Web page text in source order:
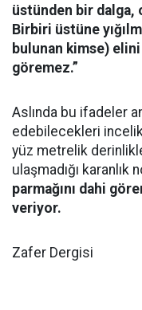
üstünden bir dalga,
Birbiri üstüne
bulunan kimse)
göremez.”
Aslında bu ifadeler
edebilecekleri
yüz metrelik
ulaşmadığı
parmağını dahi
veriyor.
Zafer Dergisi